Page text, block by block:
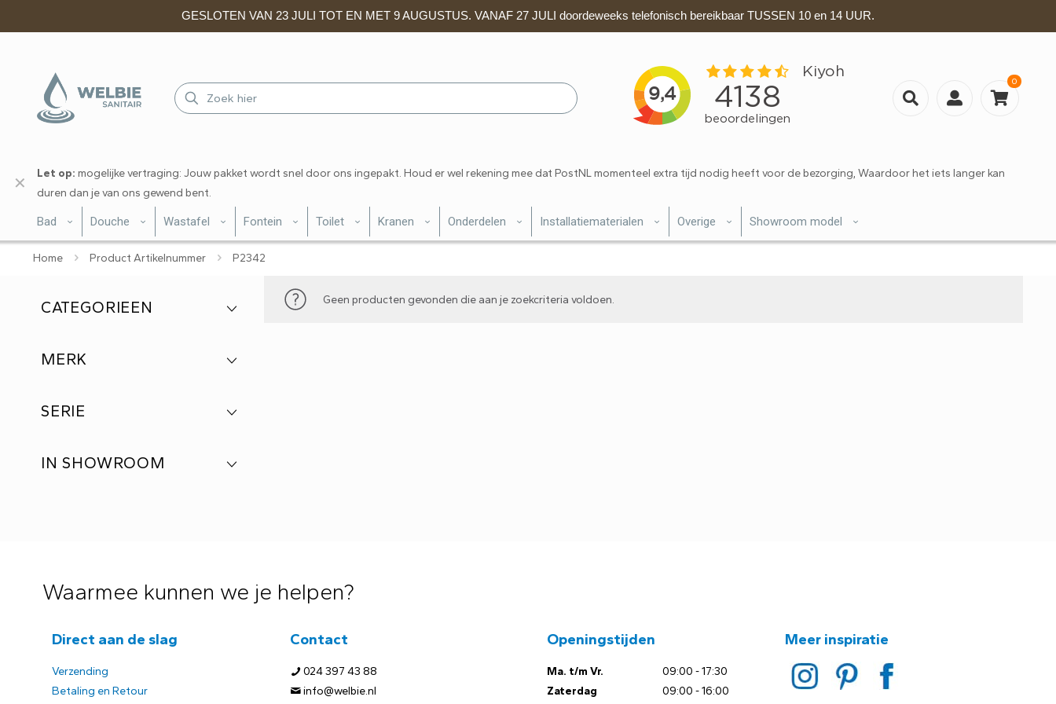
GESLOTEN VAN 23 JULI TOT EN MET 9 AUGUSTUS. VANAF 27 JULI doordeweeks telefonisch bereikbaar TUSSEN 10 en 14 UUR.
0
Let op: mogelijke vertraging: Jouw pakket wordt snel door ons ingepakt. Houd er wel rekening mee dat PostNL momenteel extra tijd nodig heeft voor de bezorging, Waardoor het iets langer kan
duren dan je van ons gewend bent.
✕
Bad Douche Wastafel Fontein Toilet Kranen Onderdelen Installatiematerialen Overige Showroom model
Home Product Artikelnummer P2342
Geen producten gevonden die aan je zoekcriteria voldoen.
CATEGORIEEN
MERK
SERIE
IN SHOWROOM
Waarmee kunnen we je helpen?
Direct aan de slag
Verzending
Betaling en Retour
Contact
024 397 43 88
info@welbie.nl
Openingstijden
Ma. t/m Vr.
Zaterdag
09:00 - 17:30
09:00 - 16:00
Meer inspiratie